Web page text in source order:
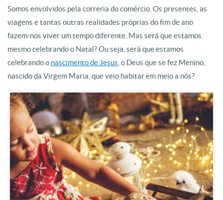
Somos envolvidos pela correria do comércio. Os presentes, as
viagens e tantas outras realidades próprias do fim de ano
fazem-nos viver um tempo diferente. Mas será que estamos
mesmo celebrando o Natal? Ou seja, será que estamos
celebrando o nascimento de Jesus , o Deus que se fez Menino,
nascido da Virgem Maria, que veio habitar em meio a nós?